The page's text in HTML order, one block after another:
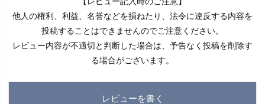
他人の権利、利益、名誉などを損ねたり、法令に違反する内容を
投稿することはできませんのでご注意ください。
レビュー内容が不適切と判断した場合は、予告なく投稿を削除す
る場合がございます。
レビューを書く